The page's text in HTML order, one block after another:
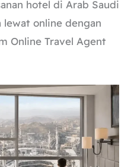
hotel di Arab Saudi
lewat online dengan
Online Travel Agent